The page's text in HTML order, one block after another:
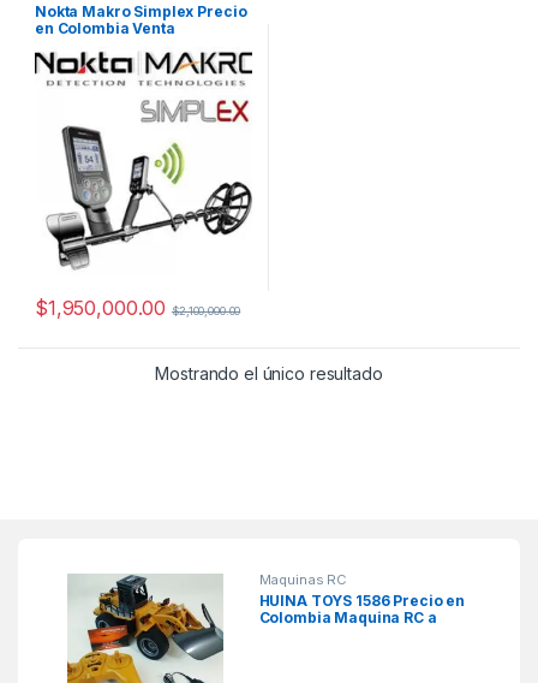
Nokta Makro Simplex Precio
en Colombia Venta
Colombia
$1,950,000.00 $2,100,000.00
Mostrando el único resultado
Maquinas RC
HUINA TOYS 1586 Precio en
Colombia Maquina RC a